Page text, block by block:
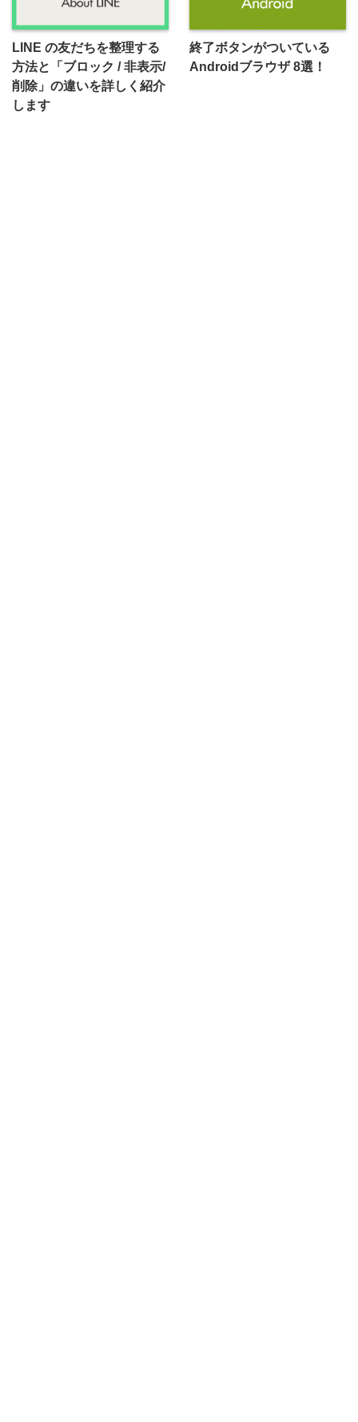
LINE の友だちを整理する
方法と「ブロック / 非表示/
削除」の違いを詳しく紹介
します
終了ボタンがついている
Androidブラウザ 8選！